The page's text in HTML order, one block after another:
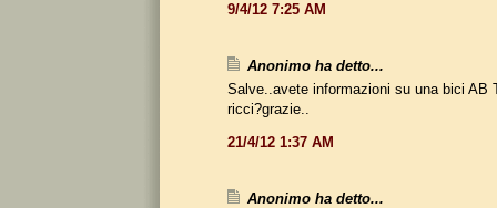
9/4/12 7:25 AM
Anonimo ha detto...
Salve..avete informazioni su una bici AB
ricci?grazie..
21/4/12 1:37 AM
Anonimo ha detto...